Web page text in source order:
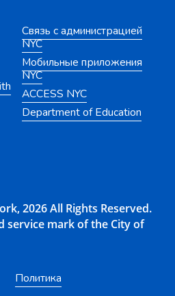
Связь с администрацией
NYC
Мобильные приложения
NYC
ACCESS NYC
Department of Education
2026 All Rights Reserved.
service mark of the City of
Политика